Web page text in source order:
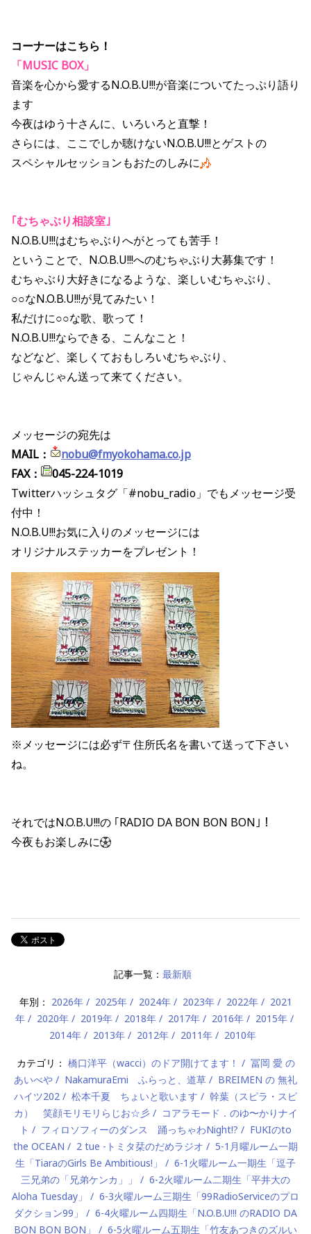
コーナーはこちら！
「MUSIC BOX」
音楽を心から愛するN.O.B.U!!!が音楽についてたっぷり語り
ます
今夜はゆう十さんに、いろいろと直撃！
さらには、ここでしか聴けないN.O.B.U!!!とゲストの
スペシャルセッションもおたのしみに
｢むちゃぶり相談室｣
N.O.B.U!!!はむちゃぶりへがとっても苦手！
ということで、N.O.B.U!!!へのむちゃぶり大募集です！
むちゃぶり大好きになるような、楽しいむちゃぶり、
○○なN.O.B.U!!!が見てみたい！
私だけに○○な歌、歌って！
N.O.B.U!!!ならできる、こんなこと！
などなど、楽しくておもしろいむちゃぶり、
じゃんじゃん送って来てください。
メッセージの宛先は
MAIL：
nobu@fmyokohama.co.jp
FAX：
045-224-1019
Twitterハッシュタグ「#nobu_radio」でもメッセージ受
付中！
N.O.B.U!!!お気に入りのメッセージには
オリジナルステッカーをプレゼント！
※メッセージには必ず〒住所氏名を書いて送って下さい
ね。
それではN.O.B.U!!!の ｢RADIO DA BON BON BON｣！
今夜もお楽しみに
記事一覧： 最新順
年別： 2026年 2025年 2024年 2023年 2022年
2021
年
2020年 2019年 2018年 2017年 2016年
2015年
2014年
2013年 2012年 2011年 2010年
カテゴリ： 橋口洋平（wacci）のドア開けてます！
冨岡 愛 の
あいべや
NakamuraEmi ふらっと、道草
BREIMEN の 無礼
ハイツ202
松本千夏 ちょいと歌います
幹葉（スピラ・スピ
カ） 笑顔モリモリらじお☆彡
コアラモード．のゆ〜かりナイ
ト
フィロソフィーのダンス 踊っちゃわNight!?
FUKIのto
the OCEAN
2 tue -トミタ栞のだめラジオ
5-1月曜ルーム一期
生「TiaraのGirls Be Ambitious!」
6-1火曜ルーム一期生「逗子
三兄弟の「兄弟ケンカ」」
6-2火曜ルーム二期生「平井大の
Aloha Tuesday」
6-3火曜ルーム三期生「99RadioServiceのプロ
ダクション99」
6-4火曜ルーム四期生「N.O.B.U!!! のRADIO DA
BON BON BON」
6-5火曜ルーム五期生「竹友あつきのズルい